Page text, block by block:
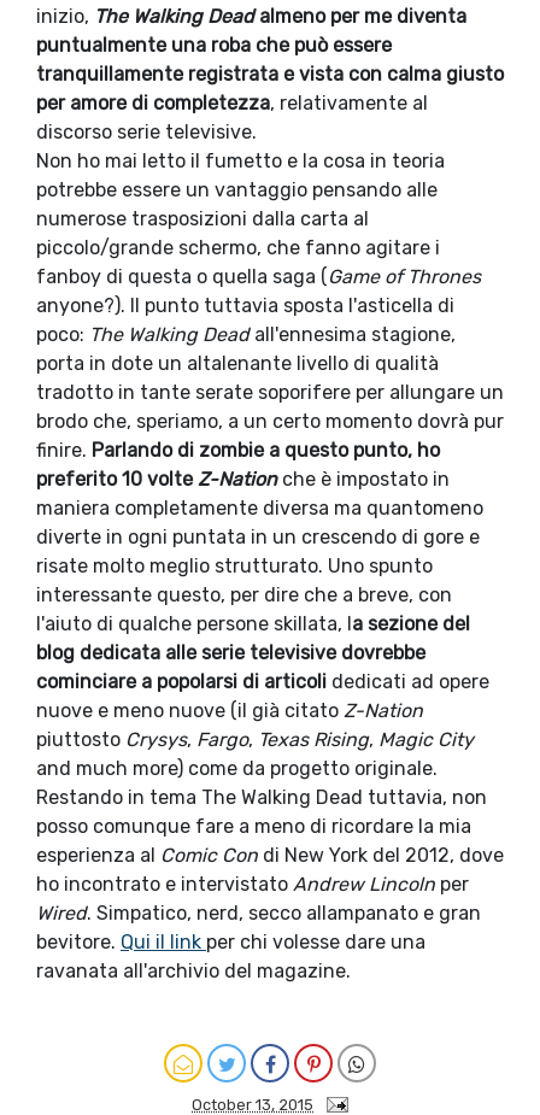
inizio, The Walking Deadalmeno per me diventa
puntualmente una roba che può essere
tranquillamente registrata e vista con calma giusto
per amore di completezza, relativamente al
discorso serie televisive.
Non ho mai letto il fumetto e la cosa in teoria
potrebbe essere un vantaggio pensando alle
numerose trasposizioni dalla carta al
piccolo/grande schermo, che fanno agitare i
fanboy di questa o quella saga (Game of Thrones
anyone?). Il punto tuttavia sposta l'asticella di
poco: The Walking Dead all'ennesima stagione,
porta in dote un altalenante livello di qualità
tradotto in tante serate soporifere per allungare un
brodo che, speriamo, a un certo momento dovrà pur
finire. Parlando di zombie a questo punto, ho
preferito 10 volteZ-Nation che è impostato in
maniera completamente diversa ma quantomeno
diverte in ogni puntata in un crescendo di gore e
risate molto meglio strutturato. Uno spunto
interessante questo, per dire che a breve, con
l'aiuto di qualche persone skillata, la sezione del
blog dedicata alle serie televisive dovrebbe
cominciare a popolarsi di articoli dedicati ad opere
nuove e meno nuove (il già citato Z-Nation
piuttosto Crysys, Fargo, Texas Rising, Magic City
and much more) come da progetto originale.
Restando in tema The Walking Dead tuttavia, non
posso comunque fare a meno di ricordare la mia
esperienza al Comic Con di New York del 2012, dove
ho incontrato e intervistato Andrew Lincoln per
Wired. Simpatico, nerd, secco allampanato e gran
bevitore. Qui il link per chi volesse dare una
ravanata all'archivio del magazine.
October 13, 2015